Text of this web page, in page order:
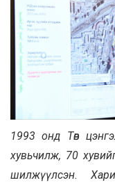
1993 онд Төв
хувьчилж, 70
шилжүүлсэн.